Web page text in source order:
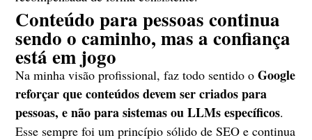
Conteúdo para pessoas continua
sendo o caminho, mas a confiança
está em jogo
Na minha visão profissional, faz todo sentido oGoogle
reforçar que conteúdos devem ser criados para
pessoas, e não para sistemas ou LLMs específicos.
Esse sempre foi um princípio sólido de SEO e continua